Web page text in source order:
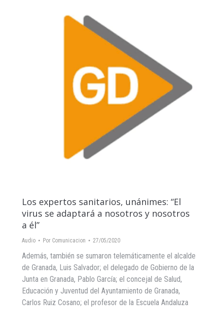
Los expertos sanitarios, unánimes: “El
virus se adaptará a nosotros y nosotros
a él”
Audio Por Comunicacion 27/05/2020
Además, también se sumaron telemáticamente el alcalde
de Granada, Luis Salvador; el delegado de Gobierno de la
Junta en Granada, Pablo García; el concejal de Salud,
Educación y Juventud del Ayuntamiento de Granada,
Carlos Ruiz Cosano; el profesor de la Escuela Andaluza